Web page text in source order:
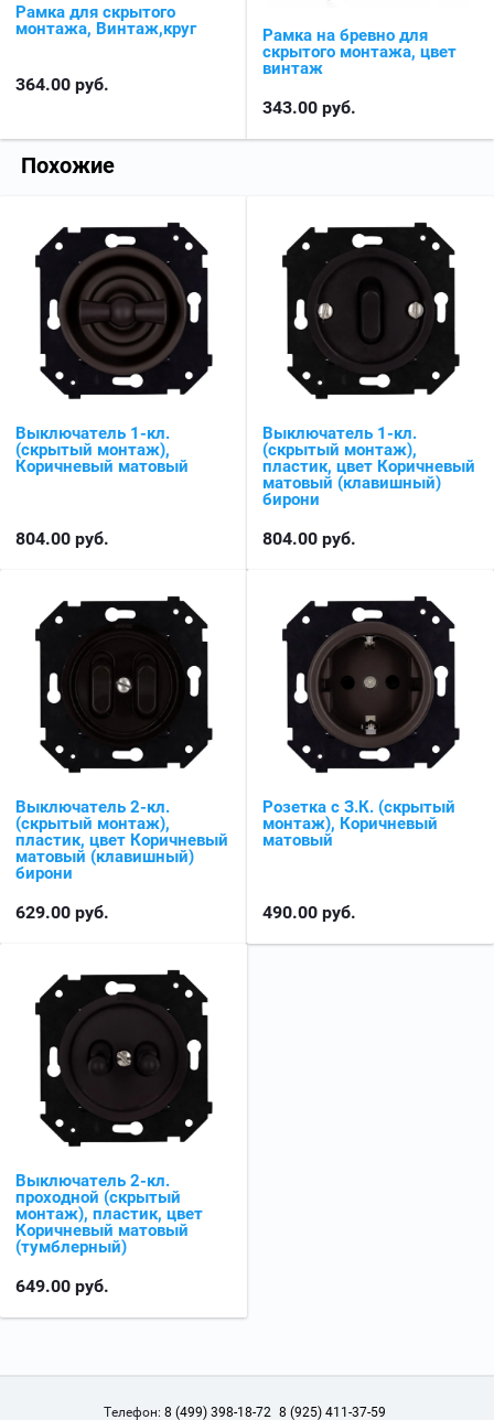
Рамка для скрытого
монтажа, Винтаж,круг
364.00 руб.
Рамка на бревно для
скрытого монтажа, цвет
винтаж
343.00 руб.
Похожие
Выключатель 1-кл.
(скрытый монтаж),
Коричневый матовый
804.00 руб.
Выключатель 1-кл.
(скрытый монтаж),
пластик, цвет Коричневый
матовый (клавишный)
бирони
804.00 руб.
Выключатель 2-кл.
(скрытый монтаж),
пластик, цвет Коричневый
матовый (клавишный)
бирони
629.00 руб.
Розетка с З.К. (скрытый
монтаж), Коричневый
матовый
490.00 руб.
Выключатель 2-кл.
проходной (скрытый
монтаж), пластик, цвет
Коричневый матовый
(тумблерный)
649.00 руб.
Телефон: 8 (499) 398-18-72 8 (925) 411-37-59